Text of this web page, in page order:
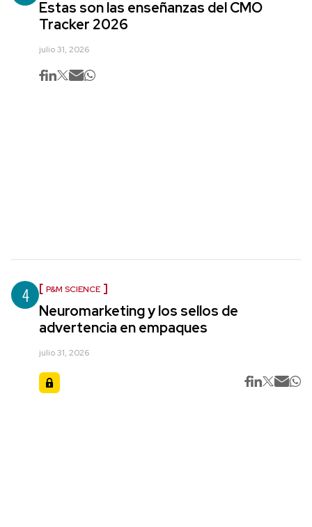
Estas son las enseñanzas del CMO
Tracker 2026
julio 31, 2026
4 P&M SCIENCE
Neuromarketing y los sellos de
advertencia en empaques
julio 31, 2026